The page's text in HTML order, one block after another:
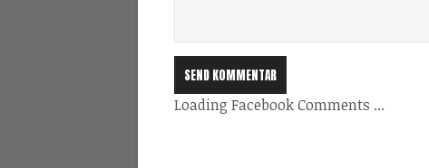
Loading Facebook Comments ...